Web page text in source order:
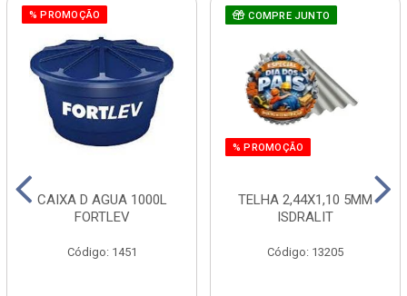
% PROMOÇÃO
CAIXA D AGUA 1000L
FORTLEV
Código: 1451
COMPRE JUNTO
% PROMOÇÃO
TELHA 2,44X1,10 5MM
ISDRALIT
Código: 13205